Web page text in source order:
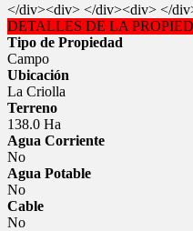
</div><div> </div><div> </
DETALLES DE LA
Tipo de Propiedad
Campo
Ubicación
La Criolla
Terreno
138.0 Ha
Agua Corriente
No
Agua Potable
No
Cable
No